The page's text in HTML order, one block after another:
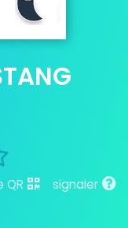
signaler
QR